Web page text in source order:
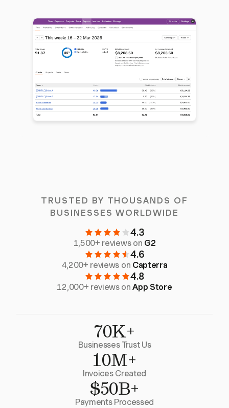
TRUSTED BY THOUSANDS OF
BUSINESSES WORLDWIDE
4.3
1,500+ reviews on G2
4.6
4,200+ reviews on Capterra
4.8
12,000+ reviews onApp Store
70K+
Businesses Trust Us
10M+
Invoices Created
$50B+
Payments Processed